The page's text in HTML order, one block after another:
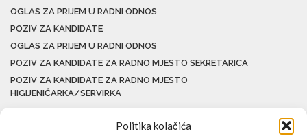
Politika kolačića
OGLAS ZA PRIJEM U RADNI ODNOS
POZIV ZA KANDIDATE
OGLAS ZA PRIJEM U RADNI ODNOS
POZIV ZA KANDIDATE ZA RADNO MJESTO SEKRETARICA
POZIV ZA KANDIDATE ZA RADNO MJESTO
HIGIJENIČARKA/SERVIRKA